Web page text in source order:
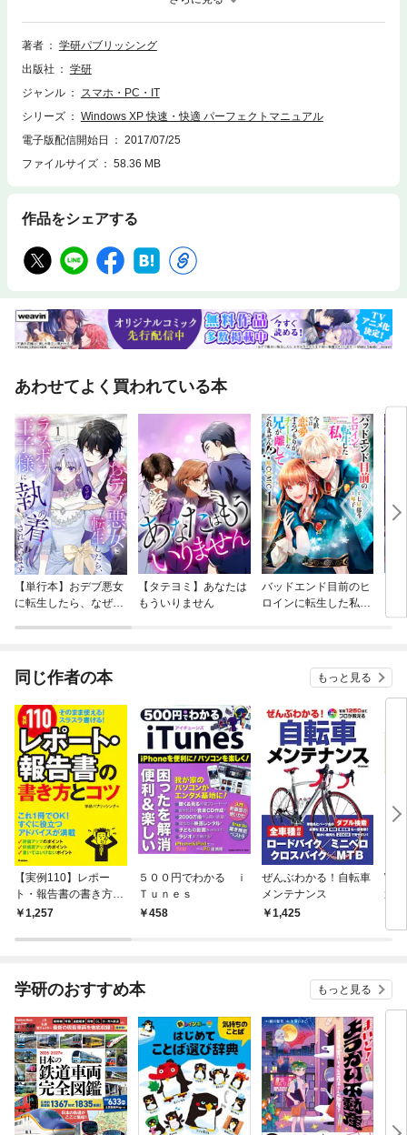
なってしまった“Windows XP”本来の能力を十二分に発揮させるべく、
数々の秘技をQ＆Aスタイルで紹介する1冊。巻頭特集は【快速＆快適にす
る処方箋／デスクトップ改造術】。クラウド時代にXPを元気に、有効に利
著者
学研パブリッシング
出版社
学研
ジャンル
スマホ・PC・IT
シリーズ
Windows XP 快速・快適 パーフェクトマニュアル
電子版配信開始日
2017/07/25
ファイルサイズ
58.36 MB
作品をシェアする
あわせてよく買われている本
【単行本】おデブ悪女
に転生したら、なぜか
【タテヨミ】あなたは
もういりません
バッドエンド目前のヒ
ロインに転生した私、
同じ作者の本 もっと見る
【実例110】レポー
ト・報告書の書き方と
コツ そのまま使え
1,257
５００円でわかる ｉ
Ｔｕｎｅｓ
458
ぜんぶわかる！自転車
メンテナンス
1,425
適
学研のおすすめ本 もっと見る